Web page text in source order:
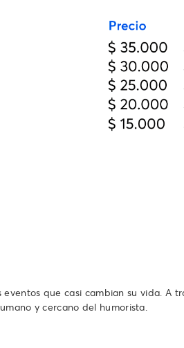
que casi cambian su vida. A
y cercano del humorista.